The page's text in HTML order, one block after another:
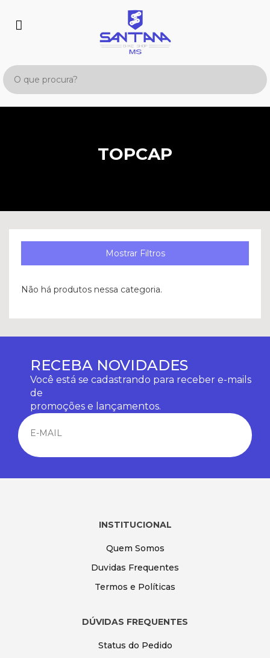
TOPCAP
Mostrar Filtros
Não há produtos nessa categoria.
RECEBA NOVIDADES
Você está se cadastrando para receber e-mails
de
promoções e lançamentos.
INSTITUCIONAL
Quem Somos
Duvidas Frequentes
Termos e Políticas
DÚVIDAS FREQUENTES
Status do Pedido